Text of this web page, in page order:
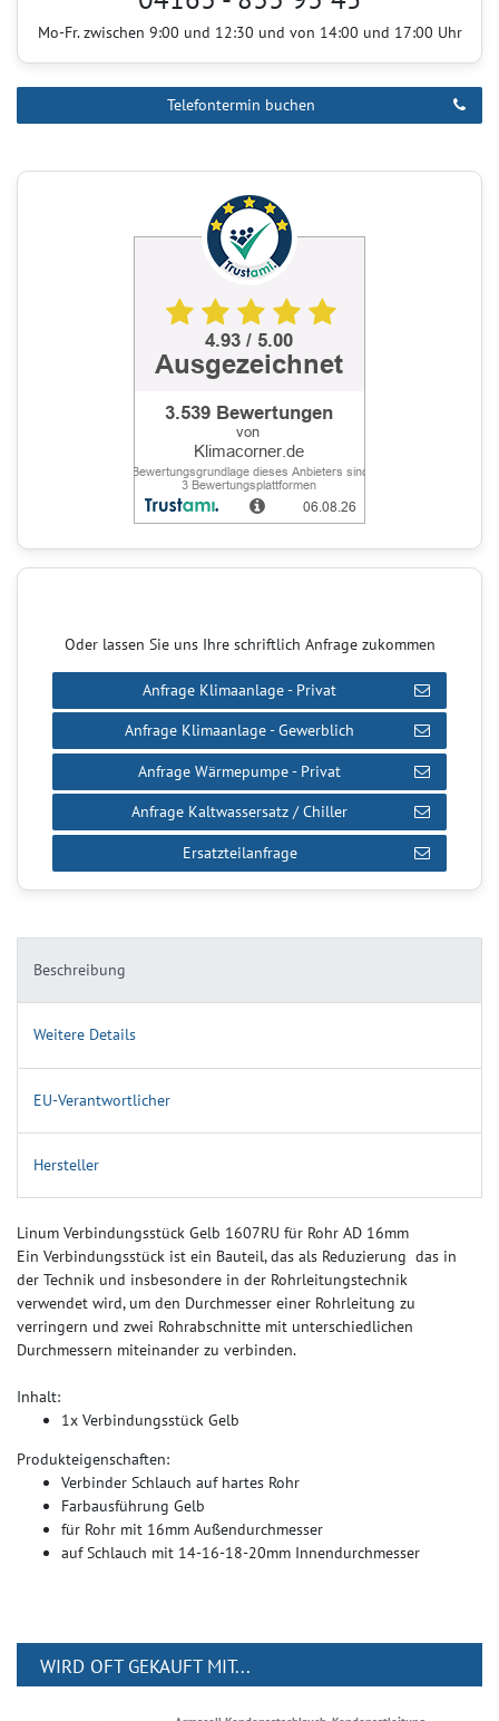
Beschreibung
Weitere Details
EU-Verantwortlicher
Hersteller
Linum Verbindungsstück Gelb 1607RU für Rohr AD 16mm
Ein Verbindungsstück ist ein Bauteil, das als Reduzierung das in
der Technik und insbesondere in der Rohrleitungstechnik
verwendet wird, um den Durchmesser einer Rohrleitung zu
verringern und zwei Rohrabschnitte mit unterschiedlichen
Durchmessern miteinander zu verbinden.
Inhalt:
1x Verbindungsstück Gelb
Produkteigenschaften:
Verbinder Schlauch auf hartes Rohr
Farbausführung Gelb
für Rohr mit 16mm Außendurchmesser
auf Schlauch mit 14-16-18-20mm Innendurchmesser
Mo-Fr. zwischen 9:00 und 12:30 und von 14:00 und 17:00 Uhr
Telefontermin buchen
Oder lassen Sie uns Ihre schriftlich Anfrage zukommen
Anfrage Klimaanlage - Privat
Anfrage Klimaanlage - Gewerblich
Anfrage Wärmepumpe - Privat
Anfrage Kaltwassersatz / Chiller
Ersatzteilanfrage
WIRD OFT GEKAUFT MIT...